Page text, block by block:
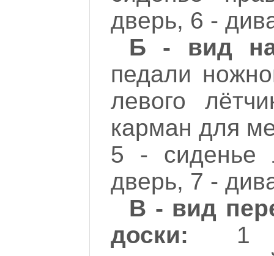
дверь, 6 -
Б - вид
педали
левого
карман для
5 - сиденье
дверь, 7 -
В - вид
доски: 1